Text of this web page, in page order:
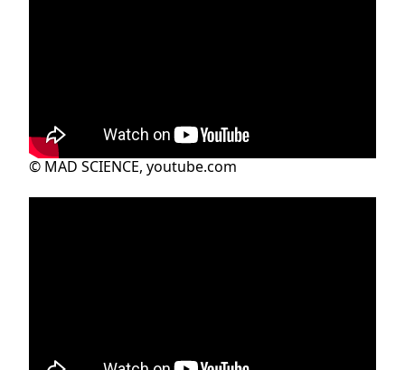
© MAD SCIENCE, youtube.com